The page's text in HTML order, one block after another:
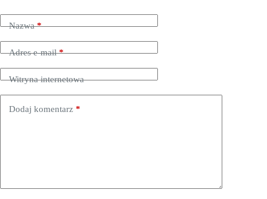
Nazwa*
Adres e-mail*
Witryna internetowa
Dodaj komentarz *